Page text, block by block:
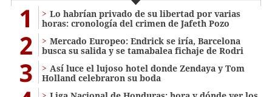
1
Lo habrían privado de su libertad por varias
horas: cronología del crimen de Jafeth Pozo
2
Mercado Europeo: Endrick se iría, Barcelona
busca su salida y se tamabalea fichaje de Rodri
3
Así luce el lujoso hotel donde Zendaya y Tom
Holland celebraron su boda